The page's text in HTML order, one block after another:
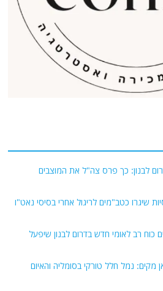
לבנון: כך פרס צה"ל את המוצבים
שיגרו כטב"מים לריגול אחרי בסיסי נאט"ו
כוח רב לאומי חדש בדרום לבנון שיפעל
נמל חלל טורקי בסומליה והאיום